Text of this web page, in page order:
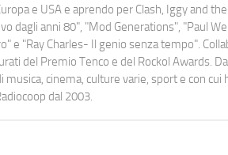
e USA e aprendo per Clash, Iggy and
dagli anni 80", "Mod Generations", "Paul
e "Ray Charles- Il genio senza tempo".
del Premio Tenco e del Rockol Awards.
cinema, culture varie, sport e con
dal 2003.